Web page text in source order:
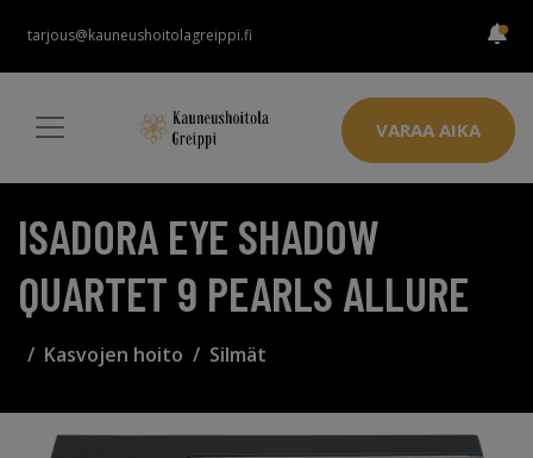
tarjous@kauneushoitolagreippi.fi
VARAA AIKA
ISADORA EYE SHADOW
QUARTET 9 PEARLS ALLURE
Kasvojen hoito Silmät